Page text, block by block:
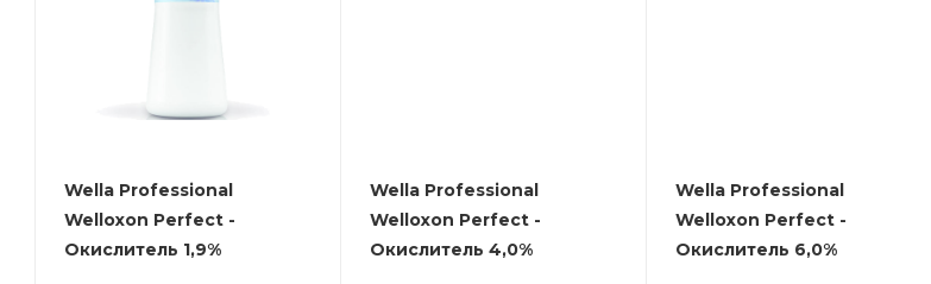
Wella Professional
Welloxon Perfect -
Окислитель 1,9%
Wella Professional
Welloxon Perfect -
Окислитель 4,0%
Wella Professional
Welloxon Perfect -
Окислитель 6,0%